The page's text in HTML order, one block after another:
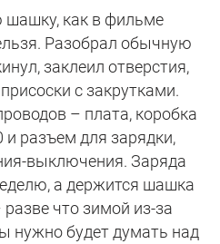
шашку, как в фильме
Разобрал обычную
заклеил отверстия,
с закрутками.
– плата, коробка
и разъем для зарядки,
выключения. Заряда
а держится шашка
что зимой из-за
нужно будет думать над